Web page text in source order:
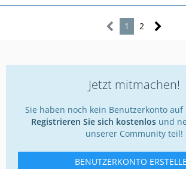
1 2
Jetzt mitmachen!
Sie haben noch kein Benutzerkonto auf
Registrieren Sie sich kostenlosund
unserer Community teil!
BENUTZERKONTO